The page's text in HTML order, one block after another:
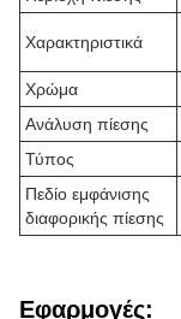
Χαρακτηριστικά
Χρώμα
Ανάλυση πίεσης
Τύπος
Πεδίο εμφάνισης
διαφορικής πίεσης
Εφαρμογές: